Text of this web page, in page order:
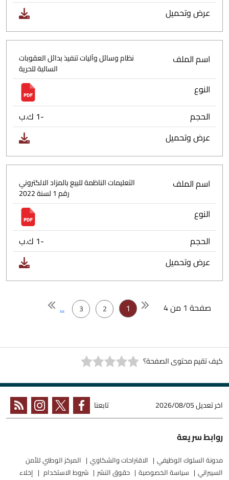
عرض وتحميل
اسم الملف
نظام وسائل وآليات تنفيذ بدائل العقوبات
السالبة للحرية
النوع
الحجم
-1 ك.ب
عرض وتحميل
اسم الملف
التعليمات الناظمة للبيع بالمزاد الالكتروني
رقم 1 لسنة 2022
النوع
الحجم
-1 ك.ب
عرض وتحميل
صفحة 1 من 4 1
2
3
...
كيف تقيم محتوى الصفحة؟
اخر تعديل2026/08/05 تابعنا
روابط سريعة
مدونة السلوك الوظيفي الاقتراحات والشكاوي
المركز الوطني للأمن
السيبراني
سياسة الخصوصية حقوق النشر شروط الاستخدام
إخلاء